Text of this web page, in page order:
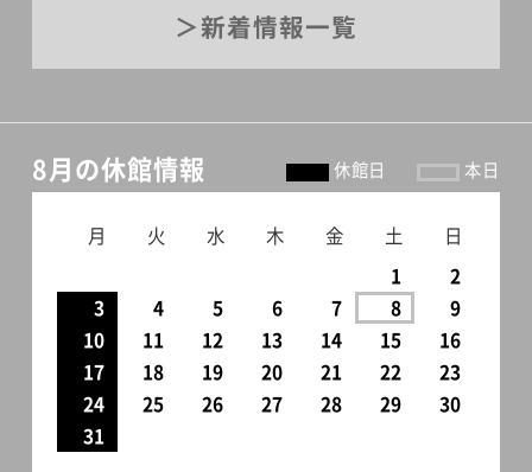
新着情報一覧
8月の休館情報 休館日 本日
月 火 水 木 金 土 日
1
2
3
4 5 6 7 8
9
10
11 12 13 14 15
16
17
18 19 20 21 22
23
24
25 26 27 28 29
30
31